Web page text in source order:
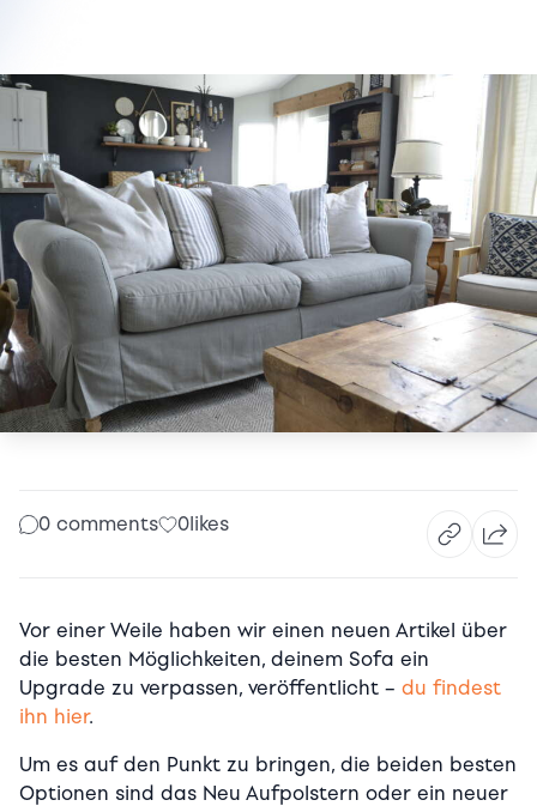
0 comments 0likes
Vor einer Weile haben wir einen neuen Artikel über
die besten Möglichkeiten, deinem Sofa ein
Upgrade zu verpassen, veröffentlicht – du findest
ihn hier.
Um es auf den Punkt zu bringen, die beiden besten
Optionen sind das Neu Aufpolstern oder ein neuer